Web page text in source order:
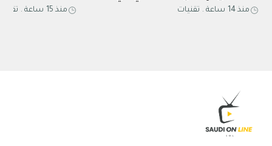
المملكة على أجهزة سامسونج
منذ 14 ساعة . تقنيات وساعتي Watch Ultra2 وWatch9
منذ 15 ساعة .